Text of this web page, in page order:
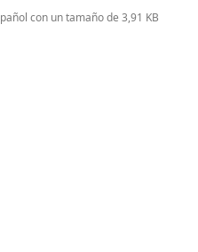
con un tamaño de 3,91 KB